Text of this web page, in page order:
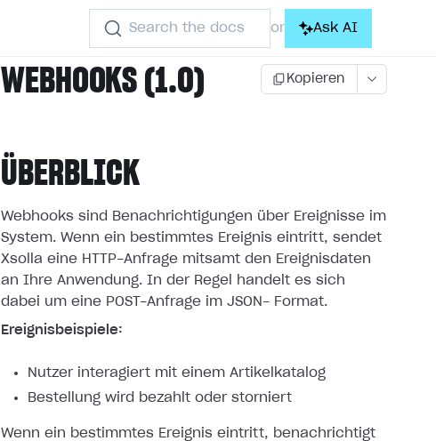
Search the docs or Ask AI
WEBHOOKS (1.0) Kopieren
ÜBERBLICK
Webhooks sind Benachrichtigungen über Ereignisse im
System. Wenn ein bestimmtes Ereignis eintritt, sendet
Xsolla eine HTTP-Anfrage mitsamt den Ereignisdaten
an Ihre Anwendung. In der Regel handelt es sich
dabei um eine POST-Anfrage im JSON- Format.
Ereignisbeispiele:
Nutzer interagiert mit einem Artikelkatalog
Bestellung wird bezahlt oder storniert
Wenn ein bestimmtes Ereignis eintritt, benachrichtigt